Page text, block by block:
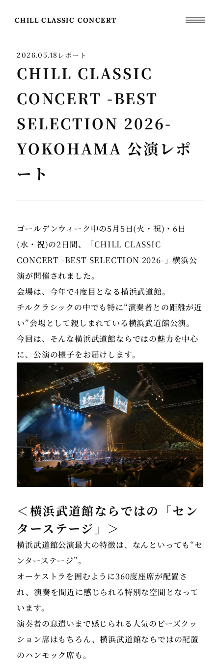
CHILL CLASSIC CONCERT
2026.05.18レポート
CHILL CLASSIC
CONCERT -BEST
SELECTION 2026-
YOKOHAMA 公演レポ
ート
ゴールデンウィーク中の5月5日(火・祝)・6日
(水・祝)の2日間、「CHILL CLASSIC
CONCERT -BEST SELECTION 2026-」横浜公
演が開催されました。
会場は、今年で4度目となる横浜武道館。
チルクラシックの中でも特に“演奏者との距離が近
い”会場として親しまれている横浜武道館公演。
今回は、そんな横浜武道館ならではの魅力を中心
＜横浜武道館ならではの「セン
ターステージ」＞
横浜武道館公演最大の特徴は、なんといっても“セ
ンターステージ”。
オーケストラを囲むように360度座席が配置さ
れ、演奏を間近に感じられる特別な空間となって
います。
演奏者の息遣いまで感じられる人気のビーズクッ
ション席はもちろん、横浜武道館ならではの配置
のハンモック席も。